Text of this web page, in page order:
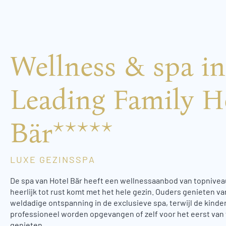
Wellness & spa in
Leading Family
Bär*****
LUXE GEZINSSPA
De spa van Hotel Bär heeft een wellnessaanbod van
heerlijk tot rust komt met het hele gezin. Ouders genieten
weldadige ontspanning in de exclusieve spa, terwijl de
professioneel worden opgevangen of zelf voor het eerst